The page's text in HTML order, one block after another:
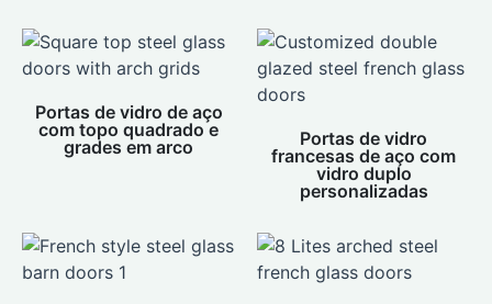
Portas de vidro de aço
com topo quadrado e
grades em arco
Portas de vidro
francesas de aço com
vidro duplo
personalizadas